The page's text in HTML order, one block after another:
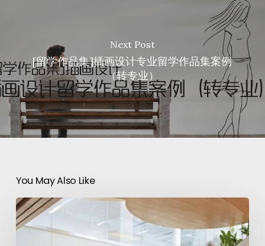
Next Post
[留学作品集]插画设计专业留学作品集案例
（转专业）
You May Also Like